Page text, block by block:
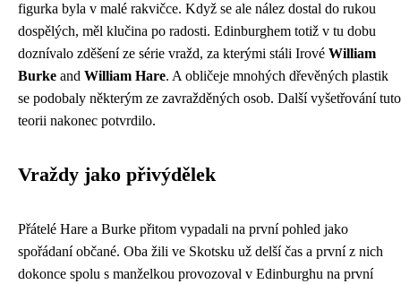
figurka byla v malé rakvičce. Když se ale nález dostal do rukou
dospělých, měl klučina po radosti. Edinburghem totiž v tu dobu
doznívalo zděšení ze série vražd, za kterými stáli Irové William
Burke and William Hare. A obličeje mnohých dřevěných plastik
se podobaly některým ze zavražděných osob. Další vyšetřování tuto
teorii nakonec potvrdilo.
Vraždy jako přivýdělek
Přátelé Hare a Burke přitom vypadali na první pohled jako
spořádaní občané. Oba žili ve Skotsku už delší čas a první z nich
dokonce spolu s manželkou provozoval v Edinburghu na první